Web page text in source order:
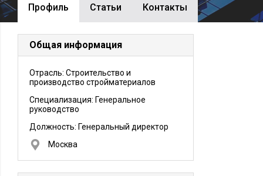
Профиль Cтатьи Контакты
Общая информация
Отрасль: Строительство и
производство стройматериалов
Специализация: Генеральное
руководство
Должность: Генеральный директор
Москва